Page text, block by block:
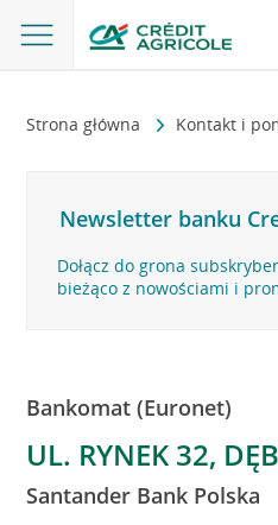
Strona główna Kontakt i
Newsletter banku
Dołącz do grona
bieżąco z nowościami i
Bankomat (Euronet)
UL. RYNEK 32,
Santander Bank Polska